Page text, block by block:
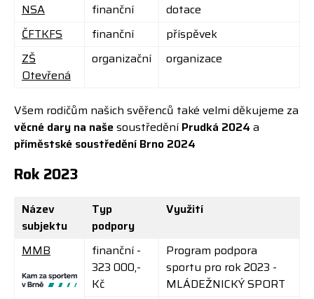
NSA finanční
dotace
ČFTKFS
finanční
příspěvek
ZŠ
Otevřená
organizační organizace
Všem rodičům našich svěřenců také velmi děkujeme za
věcné dary na našesoustředění Prudká 2024 a
příměstské soustředění Brno 2024
Rok 2023
Název
subjektu
Typ
podpory
Využití
MMB
finanční -
323 000,-
Kč
Program podpora
sportu pro rok 2023 -
MLÁDEŽNICKÝ SPORT